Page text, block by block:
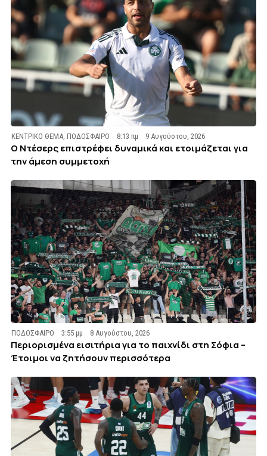
ΚΕΝΤΡΙΚΟ ΘΕΜΑ,ΠΟΔΟΣΦΑΙΡΟ 8:13 πμ 9 Αυγούστου, 2026
Ο Ντέσερς επιστρέφει δυναμικά και ετοιμάζεται για
την άμεση συμμετοχή
ΠΟΔΟΣΦΑΙΡΟ 3:55 μμ 8 Αυγούστου, 2026
Περιορισμένα εισιτήρια για το παιχνίδι στη Σόφια –
Έτοιμοι να ζητήσουν περισσότερα